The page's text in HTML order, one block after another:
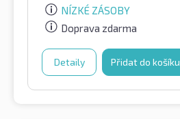
NÍZKÉ ZÁSOBY
Doprava zdarma
Detaily Přidat do košíku